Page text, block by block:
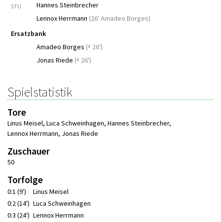
STU
Hannes Steinbrecher
Lennox Herrmann (26' Amadeo Borges)
Ersatzbank
Amadeo Borges ( 26')
Jonas Riede ( 26')
Spielstatistik
Tore
Linus Meisel, Luca Schweinhagen, Hannes Steinbrecher,
Lennox Herrmann, Jonas Riede
Zuschauer
50
Torfolge
0:1 (9')
Linus Meisel
0:2 (14') Luca Schweinhagen
0:3 (24') Lennox Herrmann